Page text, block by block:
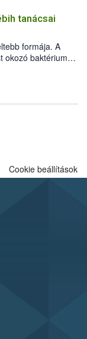
elleni további
kiskerti
termesztésben is
tanácsai
formája. A
okozó baktériumok
sütögetés
szól: legalább
valamint a
összegyűjtötte a
Cookie beállítások